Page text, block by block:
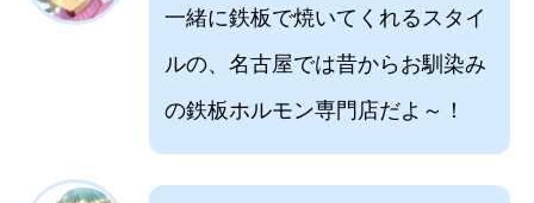
一緒に鉄板で焼いてくれるスタイ
ルの、名古屋では昔からお馴染み
の鉄板ホルモン専門店だよ～！